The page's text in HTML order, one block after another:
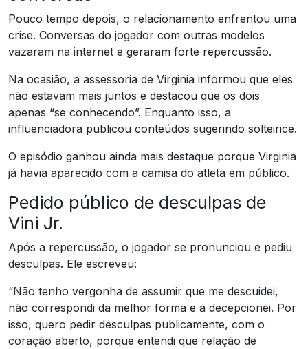
Pouco tempo depois, o relacionamento enfrentou uma
crise. Conversas do jogador com outras modelos
vazaram na internet e geraram forte repercussão.
Na ocasião, a assessoria de Virginia informou que eles
não estavam mais juntos e destacou que os dois
apenas “se conhecendo”. Enquanto isso, a
influenciadora publicou conteúdos sugerindo solteirice.
O episódio ganhou ainda mais destaque porque Virginia
já havia aparecido com a camisa do atleta em público.
Pedido público de desculpas de
Vini Jr.
Após a repercussão, o jogador se pronunciou e pediu
desculpas. Ele escreveu:
“Não tenho vergonha de assumir que me descuidei,
não correspondi da melhor forma e a decepcionei. Por
isso, quero pedir desculpas publicamente, com o
coração aberto, porque entendi que relação de